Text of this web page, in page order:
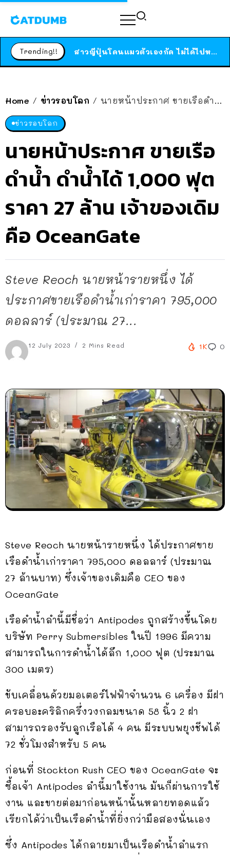
Trending!! ได้เวลาเด็กหนวดรวมตัว RF Online Next เปิดให้เล่นแล้ว เกม Sci-Fi MMORPG ระดับตำนาน เล่นได้ทั้งมือถือและ PC
Home / ข่าวรอบโลก / นายหน้าประกาศ ขายเรือดำน้ำ ดำน้ำได้ 1,000 ฟุต ราคา 27 ล้าน เจ้าของเดิมคือ OceanGate
ข่าวรอบโลก
นายหน้าประกาศ ขายเรือ
ดำน้ำ ดำน้ำได้ 1,000 ฟุต
ราคา 27 ล้าน เจ้าของเดิม
คือ OceanGate
Steve Reoch นายหน้ารายหนึ่ง ได้
ประกาศขายเรือดำน้ำเก่าราคา 795,000
ดอลลาร์ (ประมาณ 27...
12 July 2023 2 Mins Read 1K 0
Steve Reoch นายหน้ารายหนึ่ง ได้ประกาศขาย
เรือดำน้ำเก่าราคา 795,000 ดอลลาร์ (ประมาณ
27 ล้านบาท) ซึ่งเจ้าของเดิมคือ CEO ของ
OceanGate
เรือดำน้ำลำนี้มีชื่อว่า Antipodes ถูกสร้างขึ้นโดย
บริษัท Perry Submersibles ในปี 1996 มีความ
สามารถในการดำน้ำได้ลึก 1,000 ฟุต (ประมาณ
300 เมตร)
ขับเคลื่อนด้วยมอเตอร์ไฟฟ้าจำนวน 6 เครื่อง มีฝา
ครอบอะคริลิกครึ่งวงกลมขนาด 58 นิ้ว 2 ฝา
สามารถรองรับลูกเรือได้ 4 คน มีระบบพยุงชีพได้
72 ชั่วโมงสำหรับ 5 คน
ก่อนที่ Stockton Rush CEO ของ OceanGate จะ
ซื้อเจ้า Antipodes ลำนี้มาใช้งาน มันก็ผ่านการใช้
งาน และขายต่อมาก่อนหน้านั้นหลายทอดแล้ว
เรียกได้ว่าเป็นเรือดำน้ำที่ยิ่งกว่ามือสองนั่นเอง
ซึ่ง Antipodes ได้กลายมาเป็นเรือดำน้ำลำแรก